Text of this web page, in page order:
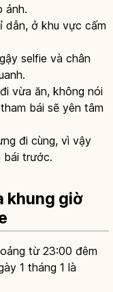
ảnh.
dẫn, ở khu vực cấm
selfie và chân
vừa ăn, không nói
bái sẽ yên tâm
đi cùng, vì vậy
bái trước.
khung giờ
từ 23:00 đêm
1 tháng 1 là